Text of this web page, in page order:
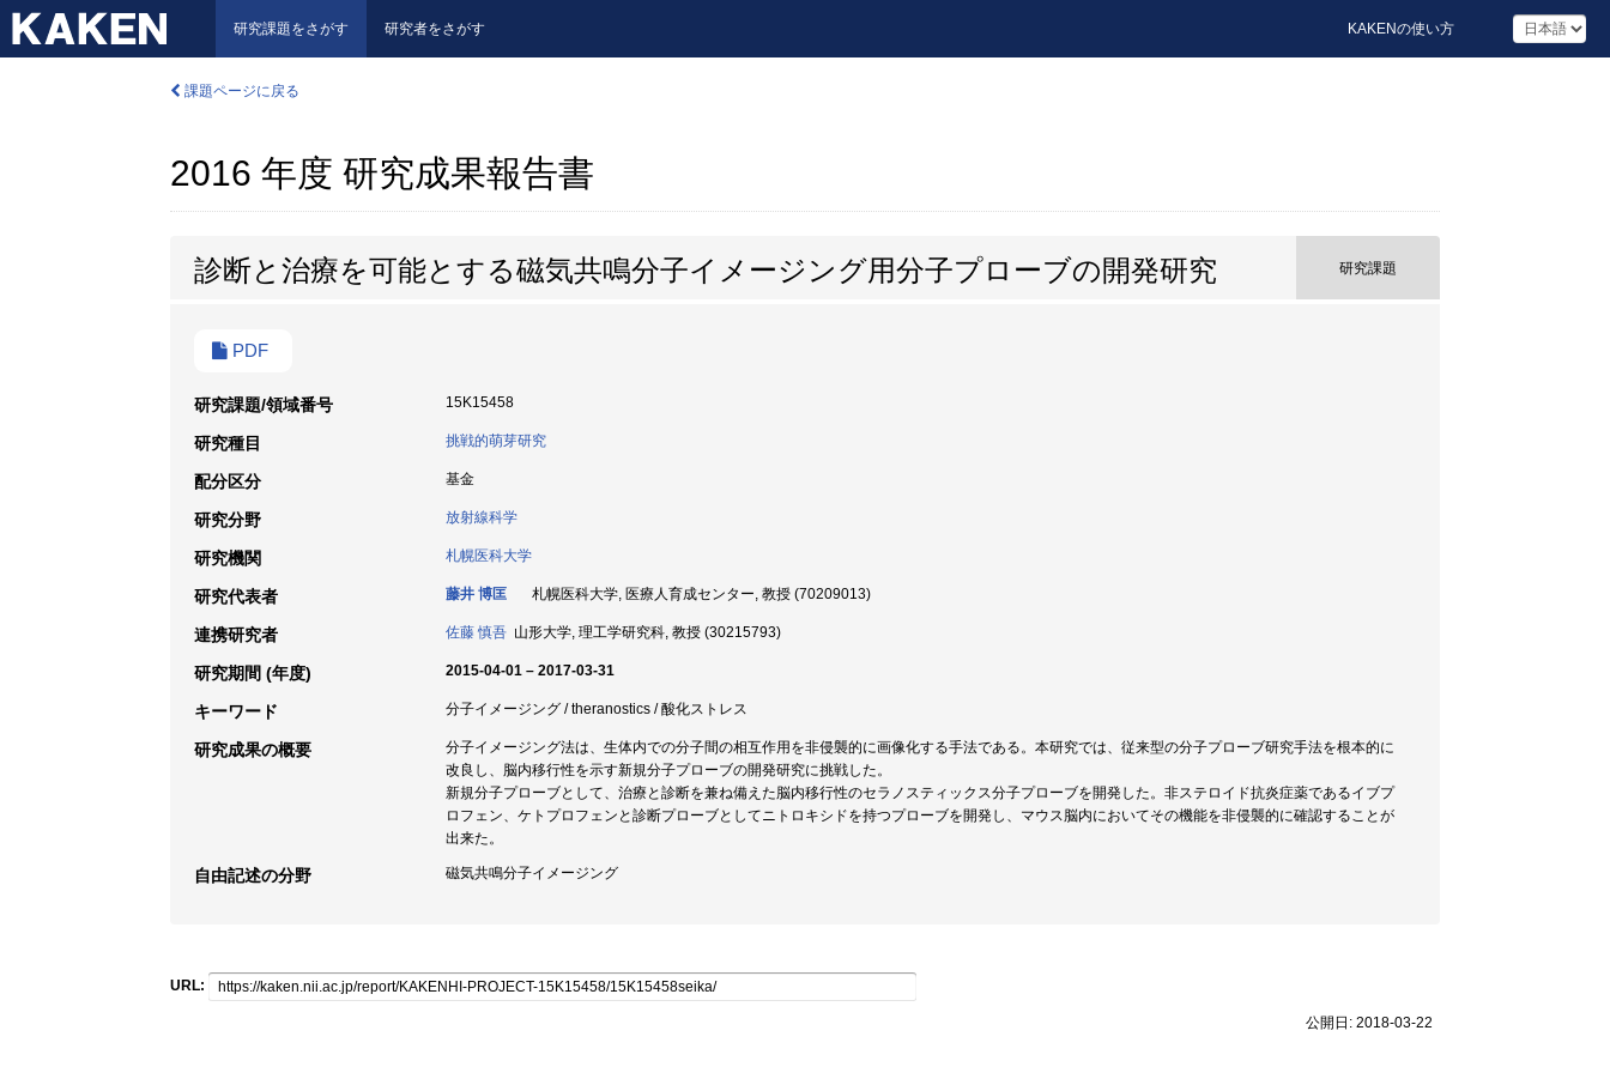
研究課題をさがす 研究者をさがす KAKENの使い方
課題ページに戻る
2016 年度 研究成果報告書
診断と治療を可能とする磁気共鳴分子イメージング用分子プローブの開発研究 研究課題
PDF
研究課題/領域番号 15K15458
研究種目 挑戦的萌芽研究
配分区分 基金
研究分野 放射線科学
研究機関 札幌医科大学
研究代表者 藤井 博匡 札幌医科大学, 医療人育成センター, 教授 (70209013)
連携研究者 佐藤 慎吾 山形大学, 理工学研究科, 教授 (30215793)
研究期間 (年度) 2015-04-01 – 2017-03-31
キーワード 分子イメージング / theranostics / 酸化ストレス
研究成果の概要
分子イメージング法は、生体内での分子間の相互作用を非侵襲的に画像化する手法である。本研究では、従来型の分子プローブ研究手法を根本的に
改良し、脳内移行性を示す新規分子プローブの開発研究に挑戦した。
新規分子プローブとして、治療と診断を兼ね備えた脳内移行性のセラノスティックス分子プローブを開発した。非ステロイド抗炎症薬であるイブプ
ロフェン、ケトプロフェンと診断プローブとしてニトロキシドを持つプローブを開発し、マウス脳内においてその機能を非侵襲的に確認することが
出来た。
自由記述の分野 磁気共鳴分子イメージング
URL:
公開日: 2018-03-22